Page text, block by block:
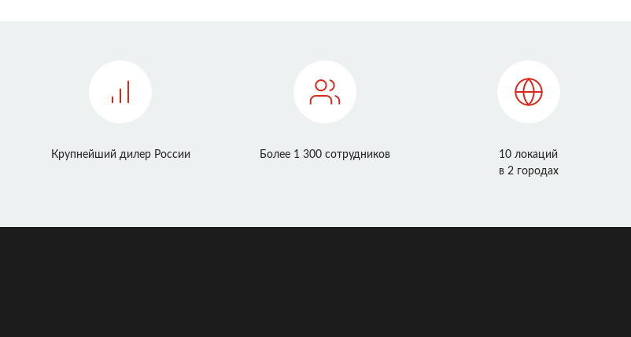
Крупнейший дилер России Более 1 300 сотрудников
10 локаций
в 2 городах